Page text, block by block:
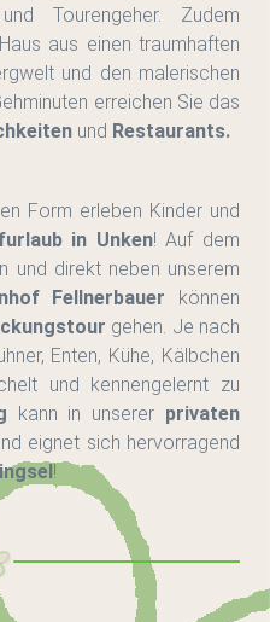
Tourengeher. Zudem
aus einen traumhaften
und den malerischen
erreichen Sie das
und Restaurants.
Form erleben Kinder und
in Unken! Auf dem
und direkt neben unserem
Fellnerbauer können
gehen. Je nach
Enten, Kühe, Kälbchen
und kennengelernt zu
kann in unserer privaten
eignet sich hervorragend
!